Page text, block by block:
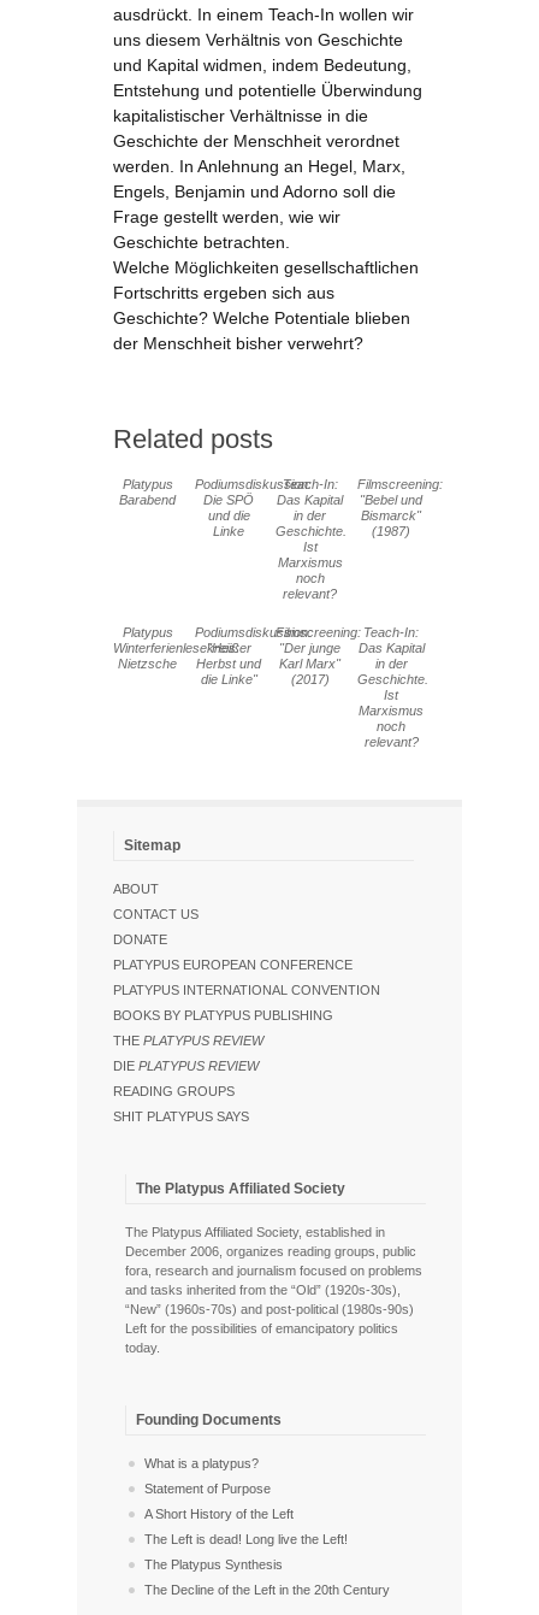
ausdrückt. In einem Teach-In wollen wir
uns diesem Verhältnis von Geschichte
und Kapital widmen, indem Bedeutung,
Entstehung und potentielle Überwindung
kapitalistischer Verhältnisse in die
Geschichte der Menschheit verordnet
werden. In Anlehnung an Hegel, Marx,
Engels, Benjamin und Adorno soll die
Frage gestellt werden, wie wir
Geschichte betrachten.
Welche Möglichkeiten gesellschaftlichen
Fortschritts ergeben sich aus
Geschichte? Welche Potentiale blieben
der Menschheit bisher verwehrt?
Related posts
Platypus
Barabend
Podiumsdiskussion:
Die SPÖ
und die
Linke
Teach-In:
Das Kapital
in der
Geschichte.
Ist
Marxismus
noch
relevant?
Filmscreening:
"Bebel und
Bismarck"
(1987)
Platypus
Winterferienlesekreis:
Nietzsche
Podiumsdiskussion:
"Heißer
Herbst und
die Linke"
Filmscreening:
"Der junge
Karl Marx"
(2017)
Teach-In:
Das Kapital
in der
Geschichte.
Ist
Marxismus
noch
relevant?
Sitemap
ABOUT
CONTACT US
DONATE
PLATYPUS EUROPEAN CONFERENCE
PLATYPUS INTERNATIONAL CONVENTION
BOOKS BY PLATYPUS PUBLISHING
THE PLATYPUS REVIEW
DIE PLATYPUS REVIEW
READING GROUPS
SHIT PLATYPUS SAYS
The Platypus Affiliated Society
The Platypus Affiliated Society, established in
December 2006, organizes reading groups, public
fora, research and journalism focused on problems
and tasks inherited from the “Old” (1920s-30s),
“New” (1960s-70s) and post-political (1980s-90s)
Left for the possibilities of emancipatory politics
today.
Founding Documents
What is a platypus?
Statement of Purpose
A Short History of the Left
The Left is dead! Long live the Left!
The Platypus Synthesis
The Decline of the Left in the 20th Century